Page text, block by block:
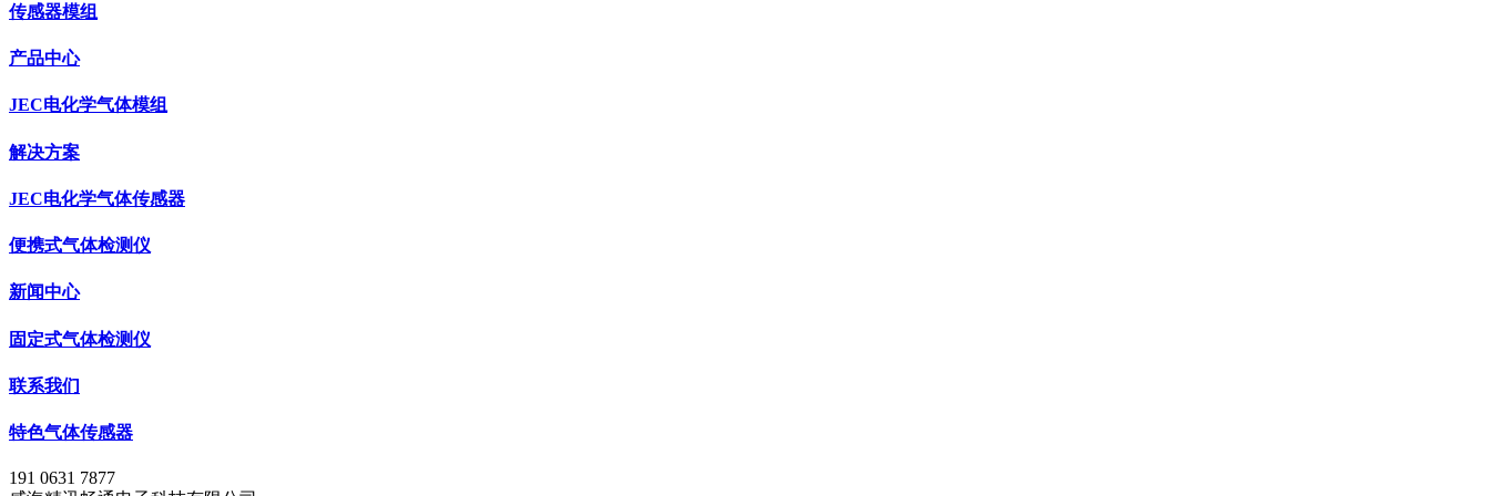
传感器模组
产品中心
JEC电化学气体模组
解决方案
JEC电化学气体传感器
便携式气体检测仪
新闻中心
固定式气体检测仪
联系我们
特色气体传感器
191 0631 7877